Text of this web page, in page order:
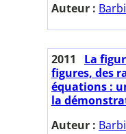
Auteur :
2011
La
figures, des
équations :
la
Auteur :